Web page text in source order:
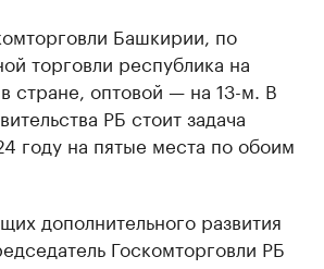
Башкирии, по
торговли республика на
стране, оптовой — на 13-м. В
РБ стоит задача
году на пятые места по обоим
дополнительного развития
Госкомторговли РБ